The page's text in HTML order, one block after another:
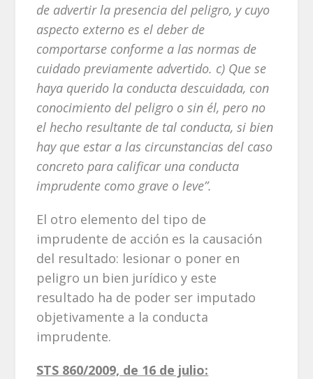
de advertir la presencia del peligro, y cuyo
aspecto externo es el deber de
comportarse conforme a las normas de
cuidado previamente advertido. c) Que se
haya querido la conducta descuidada, con
conocimiento del peligro o sin él, pero no
el hecho resultante de tal conducta, si bien
hay que estar a las circunstancias del caso
concreto para calificar una conducta
imprudente como grave o leve”.
El otro elemento del tipo de
imprudente de acción es la causación
del resultado: lesionar o poner en
peligro un bien jurídico y este
resultado ha de poder ser imputado
objetivamente a la conducta
imprudente.
STS 860/2009, de 16 de julio: